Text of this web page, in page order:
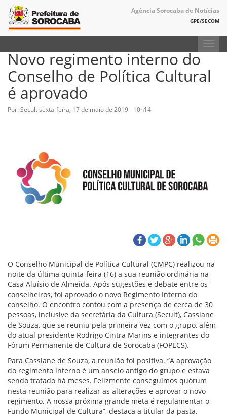
Agência Sorocaba de Notícias
GPE/SECOM
Novo regimento interno do
Conselho de Política Cultural
é aprovado
Por: Secultsexta-feira, 17 de maio de 2019 - 10h14
O Conselho Municipal de Política Cultural (CMPC) realizou na
noite da última quinta-feira (16) a sua reunião ordinária na
Casa Aluísio de Almeida. Após sugestões e debate entre os
conselheiros, foi aprovado o novo Regimento Interno do
conselho. O encontro contou com a presença de cerca de 30
pessoas, inclusive da secretária da Cultura (Secult), Cassiane
de Souza, que se reuniu pela primeira vez com o grupo, além
do atual presidente Rodrigo Cintra Marins e integrantes do
Fórum Permanente de Cultura de Sorocaba (FOPECS).
Para Cassiane de Souza, a reunião foi positiva. “A aprovação
do regimento interno é um anseio antigo do grupo e estava
sendo tratado há meses. Felizmente conseguimos quórum
nesta reunião para realizar as alterações e aprovar o novo
regimento. A nossa próxima grande meta é regulamentar o
Fundo Municipal de Cultura”, destaca a titular da pasta.